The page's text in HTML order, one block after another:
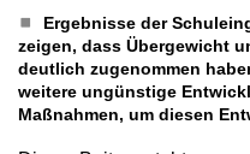
Ergebnisse der
zeigen, dass Übergewicht
deutlich zugenommen
weitere ungünstige
Maßnahmen, um diesen